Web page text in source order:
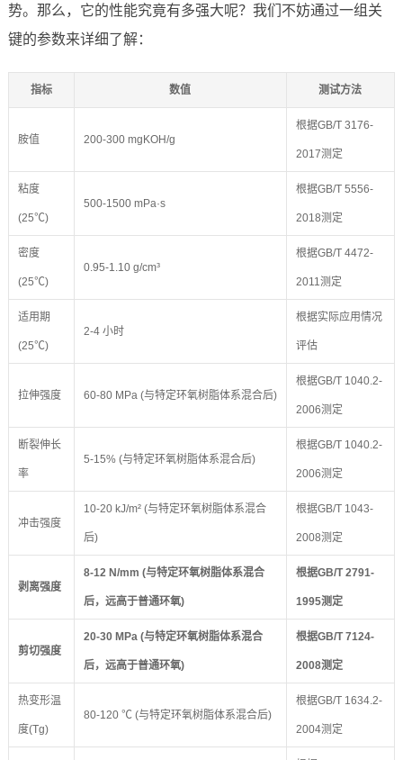
势。那么，它的性能究竟有多强大呢？我们不妨通过一组关
键的参数来详细了解：
指标 数值 测试方法
胺值 200-300 mgKOH/g
根据GB/T 3176-
2017测定
粘度
(25℃)
500-1500 mPa·s
根据GB/T 5556-
2018测定
密度
(25℃)
0.95-1.10 g/cm³
根据GB/T 4472-
2011测定
适用期
(25℃)
2-4 小时
根据实际应用情况
评估
拉伸强度 60-80 MPa (与特定环氧树脂体系混合后)
根据GB/T 1040.2-
2006测定
断裂伸长
率
5-15% (与特定环氧树脂体系混合后)
根据GB/T 1040.2-
2006测定
冲击强度
10-20 kJ/m² (与特定环氧树脂体系混合
后)
根据GB/T 1043-
2008测定
剥离强度
8-12 N/mm (与特定环氧树脂体系混合
后，远高于普通环氧)
根据GB/T 2791-
1995测定
剪切强度
20-30 MPa (与特定环氧树脂体系混合
后，远高于普通环氧)
根据GB/T 7124-
2008测定
热变形温
度(Tg)
80-120 ℃ (与特定环氧树脂体系混合后)
根据GB/T 1634.2-
2004测定